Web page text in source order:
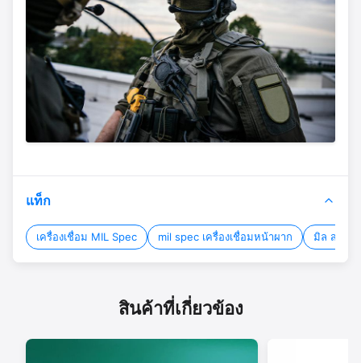
แท็ก
เครื่องเชื่อม MIL Spec mil spec เครื่องเชื่อมหน้าผาก มิล สเปค
สินค้าที่เกี่ยวข้อง